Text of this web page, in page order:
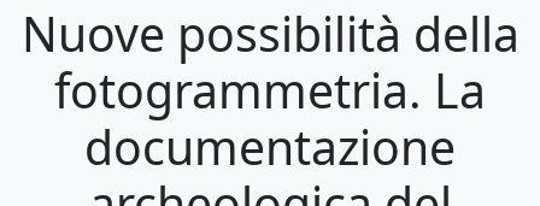
Nuove possibilità della
fotogrammetria. La
documentazione